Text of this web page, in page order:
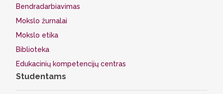
Bendradarbiavimas
Mokslo žurnalai
Mokslo etika
Biblioteka
Edukacinių kompetencijų centras
Studentams